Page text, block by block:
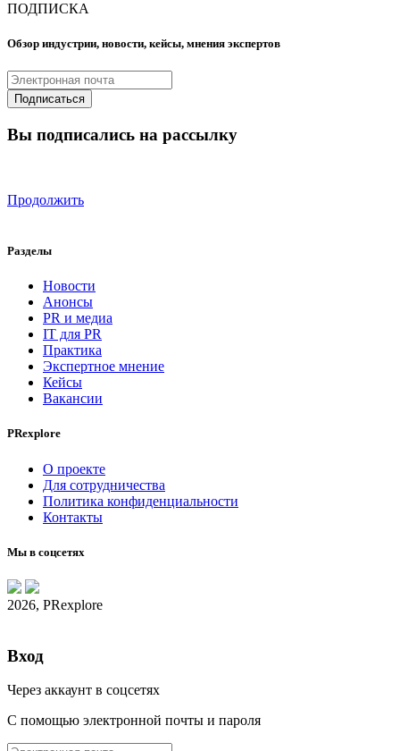
ПОДПИСКА
Обзор индустрии, новости, кейсы, мнения экспертов
Вы подписались на рассылку
Продолжить
Разделы
Новости
Анонсы
PR и медиа
IT для PR
Практика
Экспертное мнение
Кейсы
Вакансии
PRexplore
О проекте
Для сотрудничества
Политика конфиденциальности
Контакты
Мы в соцсетях
2026, PRexplore
Вход
Через аккаунт в соцсетях
С помощью электронной почты и пароля